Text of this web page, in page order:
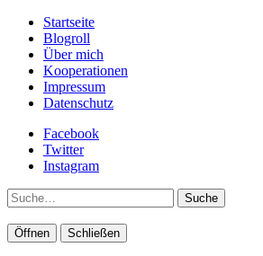
Startseite
Blogroll
Über mich
Kooperationen
Impressum
Datenschutz
Facebook
Twitter
Instagram
Suche
Öffnen Schließen